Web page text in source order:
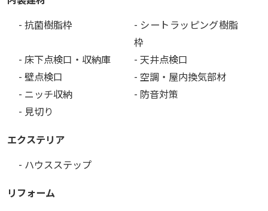
- 抗菌樹脂枠
- シートラッピング樹脂
枠
- 床下点検口・収納庫
- 天井点検口
- 壁点検口
- 空調・屋内換気部材
- ニッチ収納
- 防音対策
- 見切り
エクステリア
- ハウスステップ
リフォーム